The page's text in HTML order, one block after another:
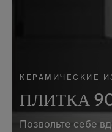
КЕРАМИЧЕСКИЕ
ПЛИТКА
Позвольте себе